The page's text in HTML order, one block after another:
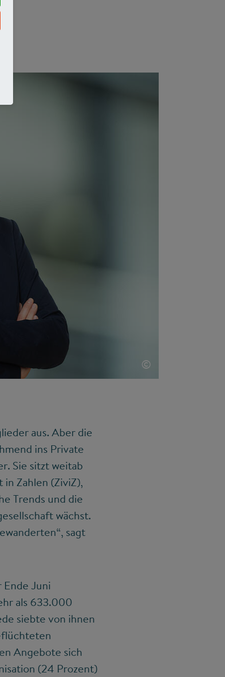
©
aus. Aber die
ins Private
Sie sitzt weitab
Zahlen (ZiviZ),
Trends und die
wächst.
sagt
Juni
als 633.000
siebte von ihnen
Angebote sich
(24 Prozent)